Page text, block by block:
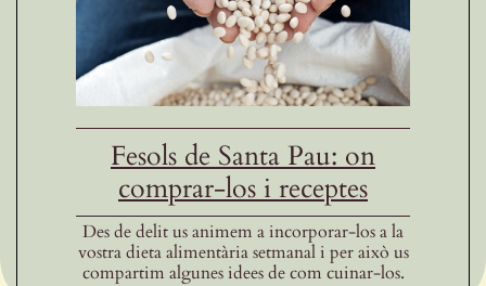
Fesols de Santa Pau: on
comprar-los i receptes
Des de delit us animem a incorporar-los a la
vostra dieta alimentària setmanal i per això us
compartim algunes idees de com cuinar-los.